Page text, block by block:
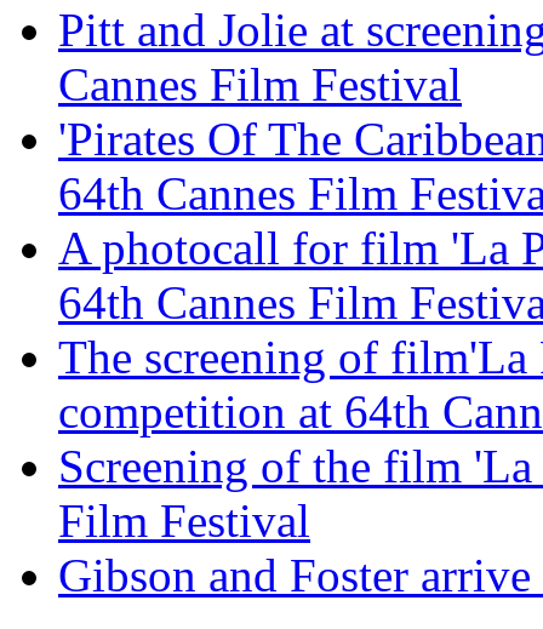
Pitt and Jolie at
Cannes Film Festival
'Pirates Of The
64th Cannes Film
A photocall for film 'La
64th Cannes Film
The screening of
competition at 64th
Screening of the film 'La
Film Festival
Gibson and Foster